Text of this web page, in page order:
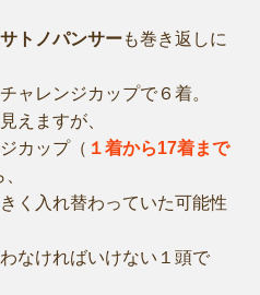
サトノパンサーも巻き返しに
ャレンジカップで６着。
えますが、
カップ（ １着から17着まで
く入れ替わっていた可能性
なければいけない１頭で